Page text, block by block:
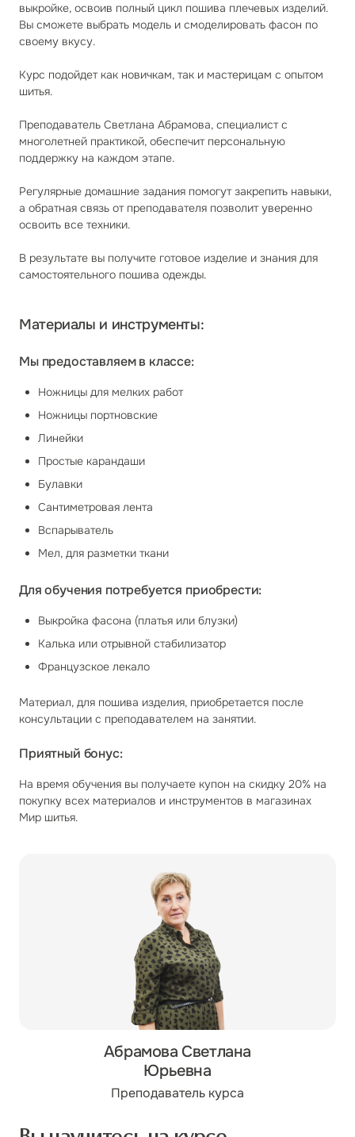
выкройке, освоив полный цикл пошива плечевых изделий.
Вы сможете выбрать модель и смоделировать фасон по
своему вкусу.
Курс подойдет как новичкам, так и мастерицам с опытом
шитья.
Преподаватель Светлана Абрамова, специалист с
многолетней практикой, обеспечит персональную
поддержку на каждом этапе.
Регулярные домашние задания помогут закрепить навыки,
а обратная связь от преподавателя позволит уверенно
освоить все техники.
В результате вы получите готовое изделие и знания для
самостоятельного пошива одежды.
Материалы и инструменты:
Мы предоставляем в классе:
Ножницы для мелких работ
Ножницы портновские
Линейки
Простые карандаши
Булавки
Сантиметровая лента
Вспарыватель
Мел, для разметки ткани
Для обучения потребуется приобрести:
Выкройка фасона (платья или блузки)
Калька или отрывной стабилизатор
Французское лекало
Материал, для пошива изделия, приобретается после
консультации с преподавателем на занятии.
Приятный бонус:
На время обучения вы получаете купон на скидку 20% на
покупку всех материалов и инструментов в магазинах
Мир шитья.
Абрамова Светлана
Юрьевна
Преподаватель курса